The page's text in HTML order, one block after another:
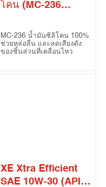
โคน (MC-236
MC-236 น้ำมันซิลิโคน 100%
ช่วยหล่อลื่น และลดเสียงดัง
ของชิ้นส่วนที่เคลื่อนไหว
XE Xtra Efficient
SAE 10W-30 (API